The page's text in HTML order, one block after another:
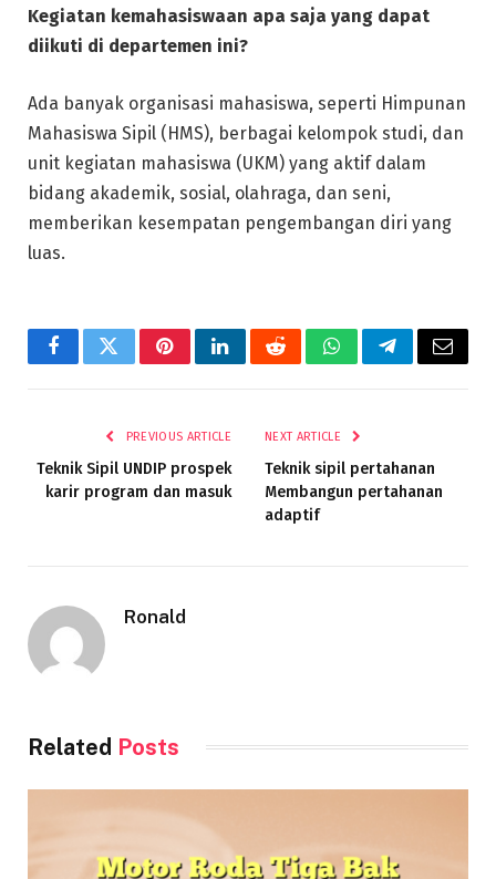
Kegiatan kemahasiswaan apa saja yang dapat
diikuti di departemen ini?
Ada banyak organisasi mahasiswa, seperti Himpunan
Mahasiswa Sipil (HMS), berbagai kelompok studi, dan
unit kegiatan mahasiswa (UKM) yang aktif dalam
bidang akademik, sosial, olahraga, dan seni,
memberikan kesempatan pengembangan diri yang
luas.
FacebookTwitterPinterestLinkedInRedditWhatsAppTelegramEmail
PREVIOUS ARTICLE
Teknik Sipil UNDIP prospek
karir program dan masuk
NEXT ARTICLE
Teknik sipil pertahanan
Membangun pertahanan
adaptif
Ronald
Related Posts